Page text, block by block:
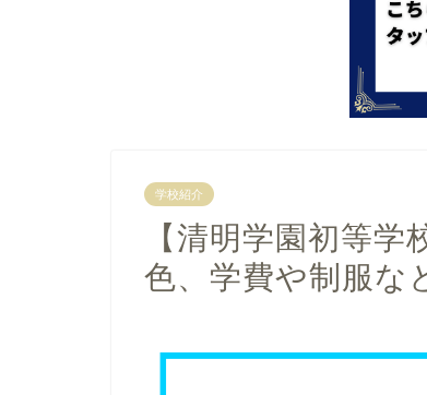
学校紹介
【清明学園初等
色、学費や制服な